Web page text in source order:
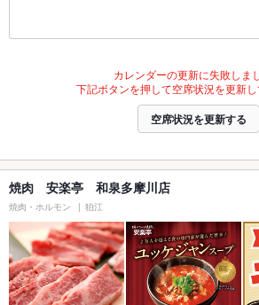
カレンダーの更新に失敗しまし
下記ボタンを押して空席状況を更新し
空席状況を更新する
焼肉 安楽亭 和泉多摩川店
焼肉・ホルモン 狛江